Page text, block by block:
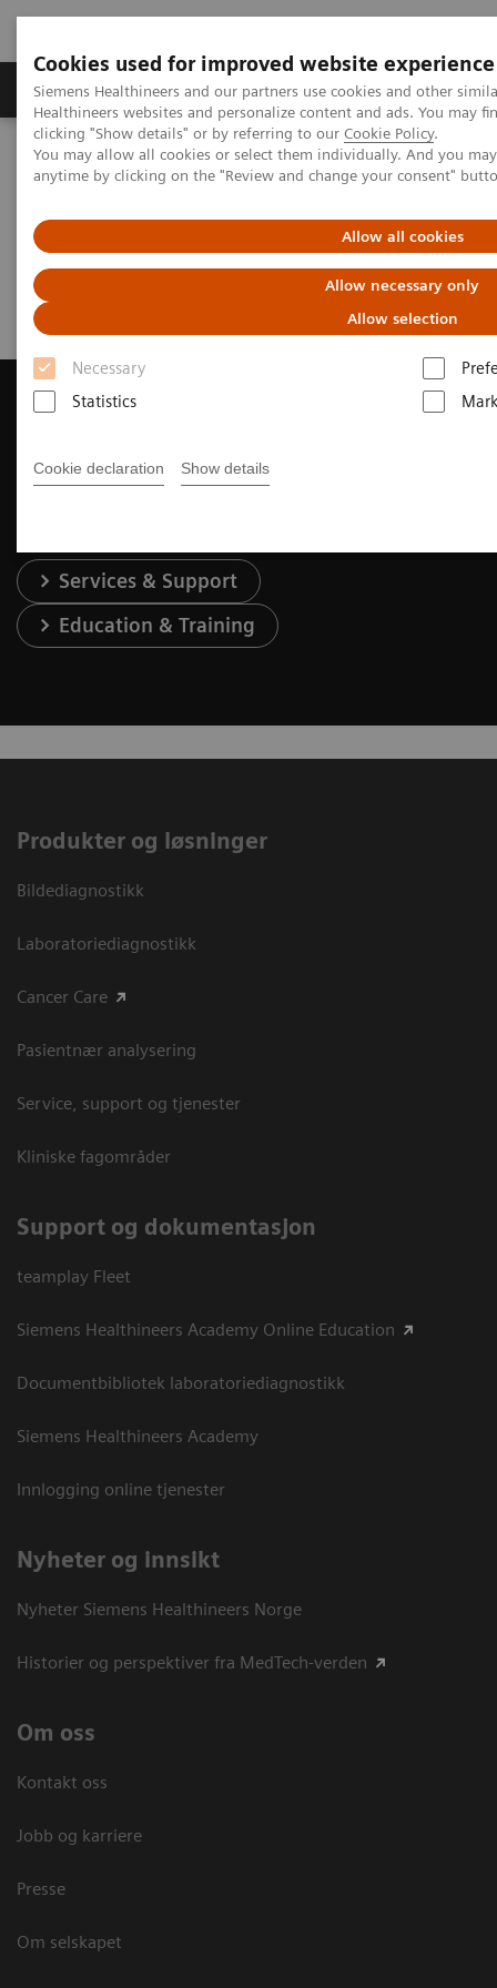
Cookies used for improved website experience
Siemens Healthineers and our partners use cookies and other
Healthineers websites and personalize content and ads. You may
clicking "Show details" or by referring to our Cookie Policy.
You may allow all cookies or select them individually. And you
anytime by clicking on the "Review and change your consent"
Allow all cookies
Allow necessary only
Allow selection
Necessary
Statistics
Cookie declaration Show details
Produkter og løsninger Support og
Hjem
Produkter og løsninger innen bildediagnostikk
Magnetic Resonance Imaging
Request Trial License
Request Trial License
Contact Us
Services & Support
Education & Training
Produkter og løsninger
Bildediagnostikk
Laboratoriediagnostikk
Cancer Care
Pasientnær analysering
Service, support og tjenester
Kliniske fagområder
Support og dokumentasjon
teamplay Fleet
Siemens Healthineers Academy Online Education
Documentbibliotek laboratoriediagnostikk
Siemens Healthineers Academy
Innlogging online tjenester
Nyheter og innsikt
Nyheter Siemens Healthineers Norge
Historier og perspektiver fra MedTech-verden
Om oss
Kontakt oss
Jobb og karriere
Presse
Om selskapet